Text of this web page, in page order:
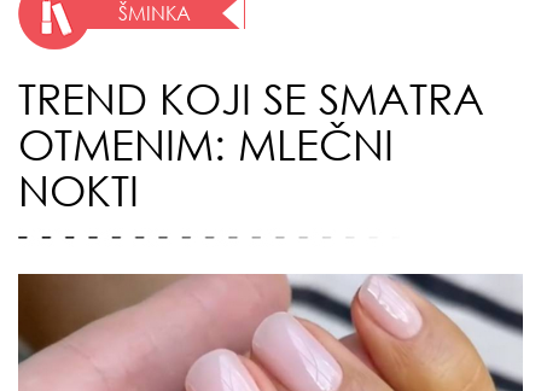
ŠMINKA
TREND KOJI SE SMATRA
OTMENIM: MLEČNI
NOKTI